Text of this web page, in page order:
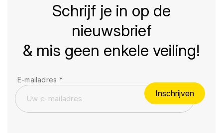
Schrijf je in op de
nieuwsbrief
& mis geen enkele veiling!
E-mailadres *
Inschrijven